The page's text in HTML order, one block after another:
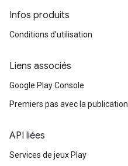
Infos produits
Conditions d'utilisation
Liens associés
Google Play Console
Premiers pas avec la publication
API liées
Services de jeux Play